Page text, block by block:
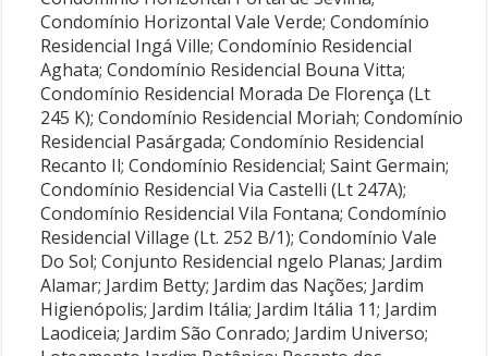
Condomínio Horizontal Vale Verde; Condomínio
Residencial Ingá Ville; Condomínio Residencial
Aghata; Condomínio Residencial Bouna Vitta;
Condomínio Residencial Morada De Florença (Lt
245 K); Condomínio Residencial Moriah; Condomínio
Residencial Pasárgada; Condomínio Residencial
Recanto Il; Condomínio Residencial; Saint Germain;
Condomínio Residencial Via Castelli (Lt 247A);
Condomínio Residencial Vila Fontana; Condomínio
Residencial Village (Lt. 252 B/1); Condomínio Vale
Do Sol; Conjunto Residencial ngelo Planas; Jardim
Alamar; Jardim Betty; Jardim das Nações; Jardim
Higienópolis; Jardim Itália; Jardim Itália 11; Jardim
Laodiceia; Jardim São Conrado; Jardim Universo;